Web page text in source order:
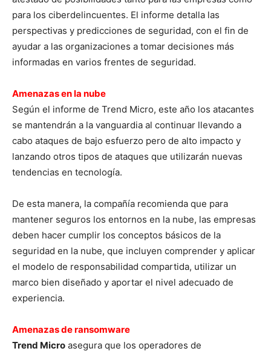
para los ciberdelincuentes. El informe detalla las
perspectivas y predicciones de seguridad, con el fin de
ayudar a las organizaciones a tomar decisiones más
informadas en varios frentes de seguridad.
Amenazas en la nube
Según el informe de Trend Micro, este año los atacantes
se mantendrán a la vanguardia al continuar llevando a
cabo ataques de bajo esfuerzo pero de alto impacto y
lanzando otros tipos de ataques que utilizarán nuevas
tendencias en tecnología.
De esta manera, la compañía recomienda que para
mantener seguros los entornos en la nube, las empresas
deben hacer cumplir los conceptos básicos de la
seguridad en la nube, que incluyen comprender y aplicar
el modelo de responsabilidad compartida, utilizar un
marco bien diseñado y aportar el nivel adecuado de
experiencia.
Amenazas de ransomware
Trend Micro asegura que los operadores de